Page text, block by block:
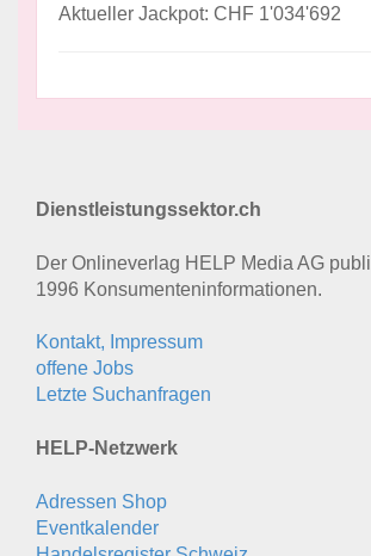
Aktueller Jackpot: CHF 1'034'692
Dienstleistungssektor.ch
Der Onlineverlag HELP Media AG
1996 Konsumenten­informationen.
Kontakt, Impressum
offene Jobs
Letzte Suchanfragen
HELP-Netzwerk
Adressen Shop
Eventkalender